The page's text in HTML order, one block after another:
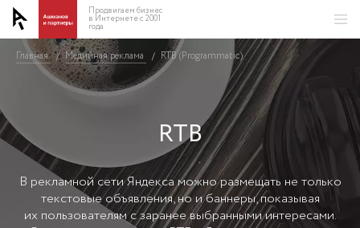
Продвигаем бизнес
в Интернете с 2001
года
RTB
В рекламной сети Яндекса можно размещать не только
текстовые объявления, но и баннеры, показывая
их пользователям с заранее выбранными интересами.
Главная / Медийная реклама / RTB (Programmatic)